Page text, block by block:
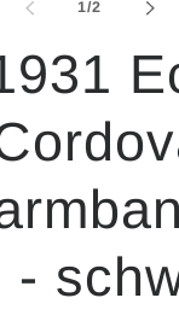
1/von
2
-